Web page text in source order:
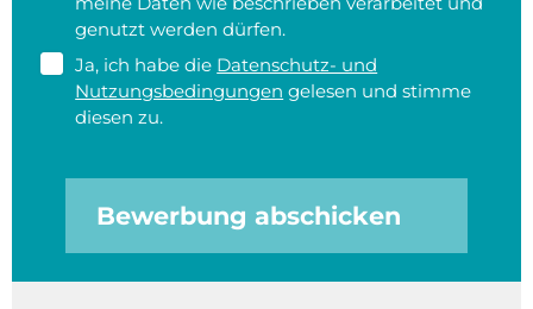
genutzt werden dürfen.
Ja, ich habe die Datenschutz- und
Nutzungsbedingungen gelesen und stimme
diesen zu.
Bewerbung abschicken